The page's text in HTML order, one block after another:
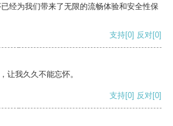
经为我们带来了无限的流畅体验和安全性保
支持[0] 反对[0]
让我久久不能忘怀。
支持[0] 反对[0]